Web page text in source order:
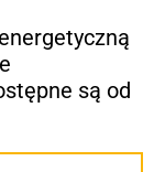
są od